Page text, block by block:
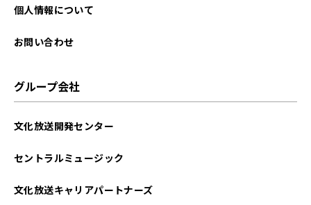
2025年08月
2025年05月
個人情報について
お問い合わせ
グループ会社
文化放送開発センター
セントラルミュージック
文化放送キャリアパートナーズ